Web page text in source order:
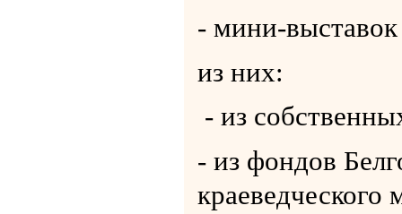
- мини-
из них:
- из
- из фондов
краеведческого